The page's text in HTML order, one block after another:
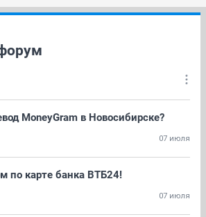
MoneyGram в Новосибирске?
07 июля
по карте банка ВТБ24!
07 июля